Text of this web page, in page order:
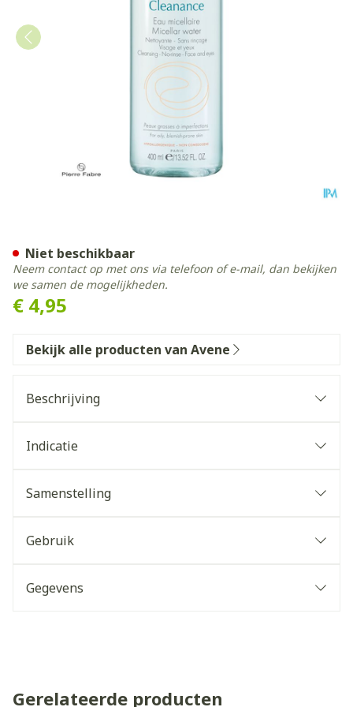
€ 4,95
Niet beschikbaar
Neem contact op met ons via telefoon of e-mail, dan bekijken
we samen de mogelijkheden.
Bekijk alle producten van Avene
Beschrijving
Indicatie
Samenstelling
Gebruik
Gegevens
Gerelateerde producten